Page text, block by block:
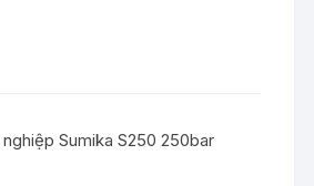
Sumika S250 250bar